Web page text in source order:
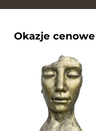
Okazje cenowe